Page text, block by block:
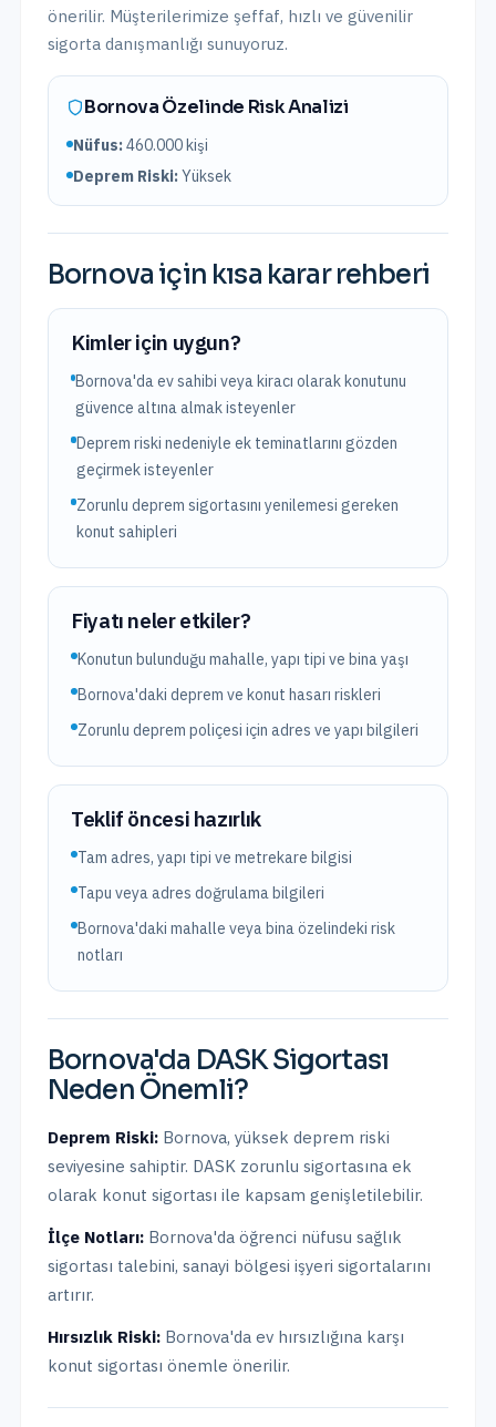
önerilir. Müşterilerimize şeffaf, hızlı ve güvenilir
sigorta danışmanlığı sunuyoruz.
BornovaÖzelinde Risk Analizi
Nüfus:460.000kişi
Deprem Riski:Yüksek
Bornova için kısa karar rehberi
Kimler için uygun?
Bornova'da ev sahibi veya kiracı olarak konutunu
güvence altına almak isteyenler
Deprem riski nedeniyle ek teminatlarını gözden
geçirmek isteyenler
Zorunlu deprem sigortasını yenilemesi gereken
konut sahipleri
Fiyatı neler etkiler?
Konutun bulunduğu mahalle, yapı tipi ve bina yaşı
Bornova'daki deprem ve konut hasarı riskleri
Zorunlu deprem poliçesi için adres ve yapı bilgileri
Teklif öncesi hazırlık
Tam adres, yapı tipi ve metrekare bilgisi
Tapu veya adres doğrulama bilgileri
Bornova'daki mahalle veya bina özelindeki risk
notları
Bornova'da DASK Sigortası
Neden Önemli?
Deprem Riski: Bornova, yüksek deprem riski
seviyesine sahiptir. DASK zorunlu sigortasına ek
olarak konut sigortası ile kapsam genişletilebilir.
İlçe Notları: Bornova'da öğrenci nüfusu sağlık
sigortası talebini, sanayi bölgesi işyeri sigortalarını
artırır.
Hırsızlık Riski: Bornova'da ev hırsızlığına karşı
konut sigortası önemle önerilir.